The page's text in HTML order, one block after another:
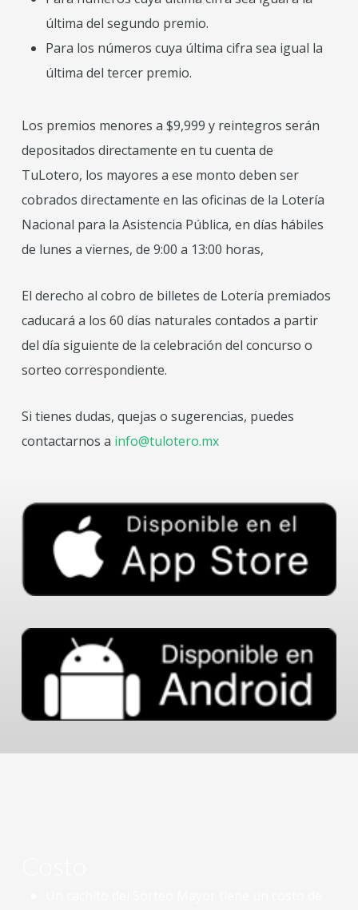
última del segundo premio.
Para los números cuya última cifra sea igual la
última del tercer premio.
Los premios menores a $9,999 y reintegros serán
depositados directamente en tu cuenta de
TuLotero, los mayores a ese monto deben ser
cobrados directamente en las oficinas de la Lotería
Nacional para la Asistencia Pública, en días hábiles
de lunes a viernes, de 9:00 a 13:00 horas,
El derecho al cobro de billetes de Lotería premiados
caducará a los 60 días naturales contados a partir
del día siguiente de la celebración del concurso o
sorteo correspondiente.
Si tienes dudas, quejas o sugerencias, puedes
contactarnos a info@tulotero.mx